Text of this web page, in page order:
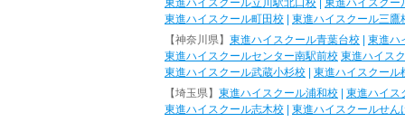
東進ハイスクール立川駅北口校
東進ハイスクー
東進ハイスクール町田校
東進ハイスクール三鷹
【神奈川県】 東進ハイスクール青葉台校
東進ハ
東進ハイスクールセンター南駅前校 東進ハイス
東進ハイスクール武蔵小杉校
東進ハイスクール
【埼玉県】 東進ハイスクール浦和校
東進ハイス
東進ハイスクール志木校
東進ハイスクールせん